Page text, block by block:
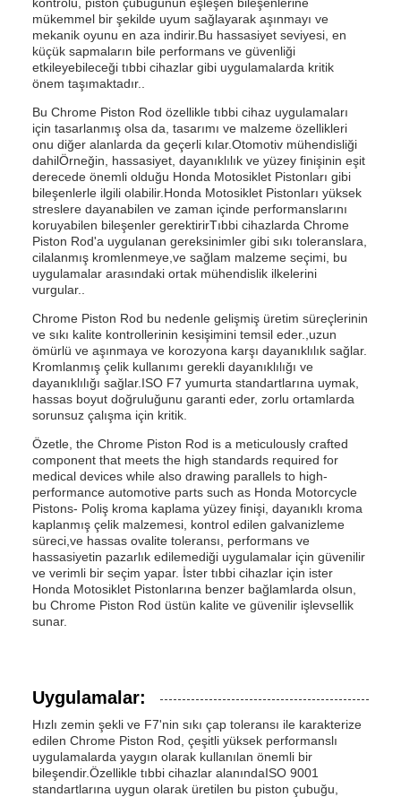
mükemmel bir şekilde uyum sağlayarak aşınmayı ve
mekanik oyunu en aza indirir.Bu hassasiyet seviyesi, en
küçük sapmaların bile performans ve güvenliği
etkileyebileceği tıbbi cihazlar gibi uygulamalarda kritik
önem taşımaktadır..
Bu Chrome Piston Rod özellikle tıbbi cihaz uygulamaları
için tasarlanmış olsa da, tasarımı ve malzeme özellikleri
onu diğer alanlarda da geçerli kılar.Otomotiv mühendisliği
dahilÖrneğin, hassasiyet, dayanıklılık ve yüzey finişinin eşit
derecede önemli olduğu Honda Motosiklet Pistonları gibi
bileşenlerle ilgili olabilir.Honda Motosiklet Pistonları yüksek
streslere dayanabilen ve zaman içinde performanslarını
koruyabilen bileşenler gerektirirTıbbi cihazlarda Chrome
Piston Rod'a uygulanan gereksinimler gibi sıkı toleranslara,
cilalanmış kromlenmeye,ve sağlam malzeme seçimi, bu
uygulamalar arasındaki ortak mühendislik ilkelerini
vurgular..
Chrome Piston Rod bu nedenle gelişmiş üretim süreçlerinin
ve sıkı kalite kontrollerinin kesişimini temsil eder.,uzun
ömürlü ve aşınmaya ve korozyona karşı dayanıklılık sağlar.
Kromlanmış çelik kullanımı gerekli dayanıklılığı ve
dayanıklılığı sağlar.ISO F7 yumurta standartlarına uymak,
hassas boyut doğruluğunu garanti eder, zorlu ortamlarda
sorunsuz çalışma için kritik.
Özetle, the Chrome Piston Rod is a meticulously crafted
component that meets the high standards required for
medical devices while also drawing parallels to high-
performance automotive parts such as Honda Motorcycle
Pistons- Poliş kroma kaplama yüzey finişi, dayanıklı kroma
kaplanmış çelik malzemesi, kontrol edilen galvanizleme
süreci,ve hassas ovalite toleransı, performans ve
hassasiyetin pazarlık edilemediği uygulamalar için güvenilir
ve verimli bir seçim yapar. İster tıbbi cihazlar için ister
Honda Motosiklet Pistonlarına benzer bağlamlarda olsun,
bu Chrome Piston Rod üstün kalite ve güvenilir işlevsellik
sunar.
Uygulamalar:
Hızlı zemin şekli ve F7'nin sıkı çap toleransı ile karakterize
edilen Chrome Piston Rod, çeşitli yüksek performanslı
uygulamalarda yaygın olarak kullanılan önemli bir
bileşendir.Özellikle tıbbi cihazlar alanındaISO 9001
standartlarına uygun olarak üretilen bu piston çubuğu,